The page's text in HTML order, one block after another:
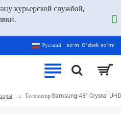
курьерской службой,
Русский soʻm Oʻzbek soʻmi
Телевизор Samsung 43" Crystal